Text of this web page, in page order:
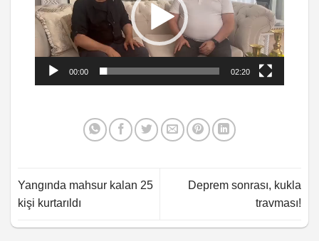
00:00 02:20
Yangında mahsur kalan 25
kişi kurtarıldı
Deprem sonrası, kukla
travması!